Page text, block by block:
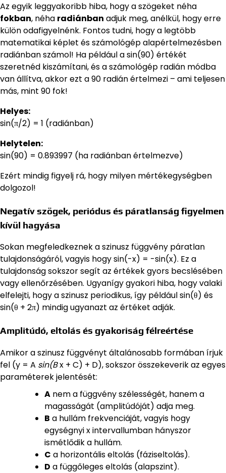
Az egyik leggyakoribb hiba, hogy a szögeket néha
fokban, néha radiánban adjuk meg, anélkül, hogy erre
külön odafigyelnénk. Fontos tudni, hogy a legtöbb
matematikai képlet és számológép alapértelmezésben
radiánban számol! Ha például a sin(90) értékét
szeretnéd kiszámítani, és a számológép radián módba
van állítva, akkor ezt a 90 radián értelmezi – ami teljesen
más, mint 90 fok!
Helyes:
sin(π/2) = 1 (radiánban)
Helytelen:
sin(90) = 0.893997 (ha radiánban értelmezve)
Ezért mindig figyelj rá, hogy milyen mértékegységben
dolgozol!
Negatív szögek, periódus és páratlanság figyelmen
kívül hagyása
Sokan megfeledkeznek a szinusz függvény páratlan
tulajdonságáról, vagyis hogy sin(-x) = -sin(x). Ez a
tulajdonság sokszor segít az értékek gyors becslésében
vagy ellenőrzésében. Ugyanígy gyakori hiba, hogy valaki
elfelejti, hogy a szinusz periodikus, így például sin(θ) és
sin(θ + 2π) mindig ugyanazt az értéket adják.
Amplitúdó, eltolás és gyakoriság félreértése
Amikor a szinusz függvényt általánosabb formában írjuk
fel (y = A sin(Bx + C) + D), sokszor összekeverik az egyes
paraméterek jelentését:
A nem a függvény szélességét, hanem a
magasságát (amplitúdóját) adja meg.
B a hullám frekvenciáját, vagyis hogy
egységnyi x intervallumban hányszor
ismétlődik a hullám.
C a horizontális eltolás (fáziseltolás).
D a függőleges eltolás (alapszint).